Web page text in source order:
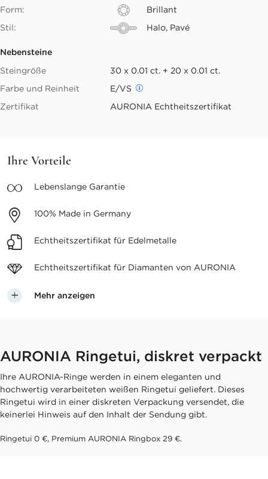
Form:
Brillant
Stil:
Halo, Pavé
Nebensteine
Steingröße
30 x 0.01 ct. + 20 x 0.01 ct.
Farbe und Reinheit
E/VS
Zertifikat
AURONIA Echtheitszertifikat
Ihre Vorteile
Lebenslange Garantie
100% Made in Germany
Echtheitszertifikat für Edelmetalle
Echtheitszertifikat für Diamanten von AURONIA
Mehr anzeigen
AURONIA Ringetui, diskret verpackt
Ihre AURONIA-Ringe werden in einem eleganten und
hochwertig verarbeiteten weißen Ringetui geliefert. Dieses
Ringetui wird in einer diskreten Verpackung versendet, die
keinerlei Hinweis auf den Inhalt der Sendung gibt.
Ringetui 0 €, Premium AURONIA Ringbox 29 €.